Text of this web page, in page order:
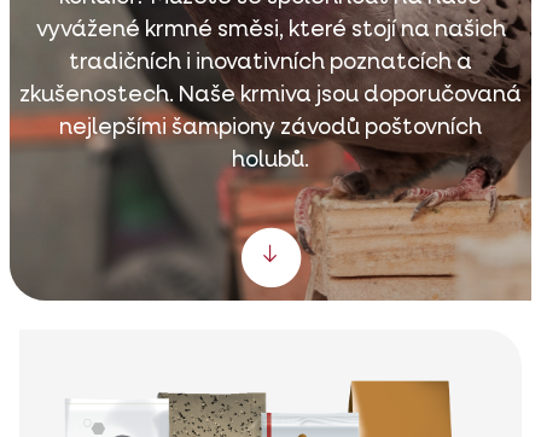
vyvážené krmné směsi, které stojí na našich
tradičních i inovativních poznatcích a
zkušenostech. Naše krmiva jsou doporučovaná
nejlepšími šampiony závodů poštovních
holubů.
Scroll down